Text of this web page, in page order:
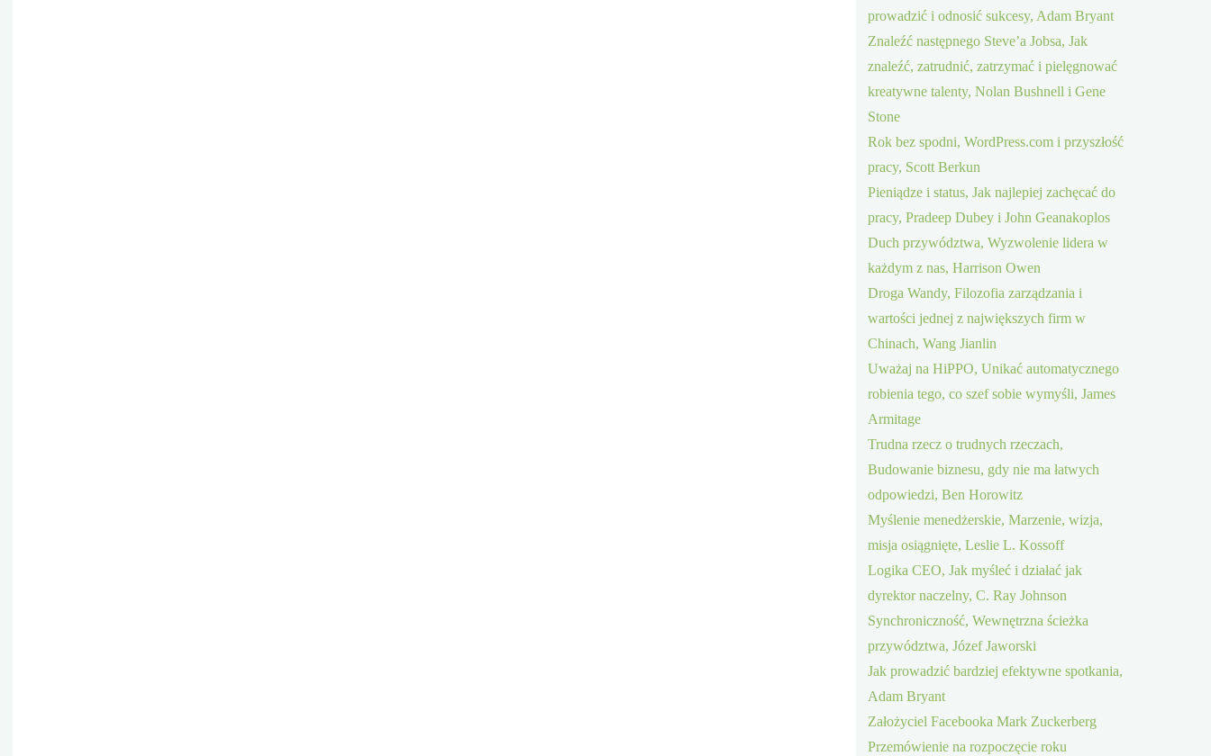
prowadzić i odnosić sukcesy, Adam Bryant
Znaleźć następnego Steve’a Jobsa, Jak
znaleźć, zatrudnić, zatrzymać i pielęgnować
kreatywne talenty, Nolan Bushnell i Gene
Stone
Rok bez spodni, WordPress.com i przyszłość
pracy, Scott Berkun
Pieniądze i status, Jak najlepiej zachęcać do
pracy, Pradeep Dubey i John Geanakoplos
Duch przywództwa, Wyzwolenie lidera w
każdym z nas, Harrison Owen
Droga Wandy, Filozofia zarządzania i
wartości jednej z największych firm w
Chinach, Wang Jianlin
Uważaj na HiPPO, Unikać automatycznego
robienia tego, co szef sobie wymyśli, James
Armitage
Trudna rzecz o trudnych rzeczach,
Budowanie biznesu, gdy nie ma łatwych
odpowiedzi, Ben Horowitz
Myślenie menedżerskie, Marzenie, wizja,
misja osiągnięte, Leslie L. Kossoff
Logika CEO, Jak myśleć i działać jak
dyrektor naczelny, C. Ray Johnson
Synchroniczność, Wewnętrzna ścieżka
przywództwa, Józef Jaworski
Jak prowadzić bardziej efektywne spotkania,
Adam Bryant
Założyciel Facebooka Mark Zuckerberg
Przemówienie na rozpoczęcie roku